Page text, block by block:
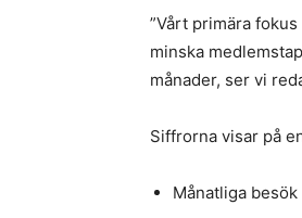
”Vårt primära
minska
månader, ser vi
Siffrorna visar på
Månatliga